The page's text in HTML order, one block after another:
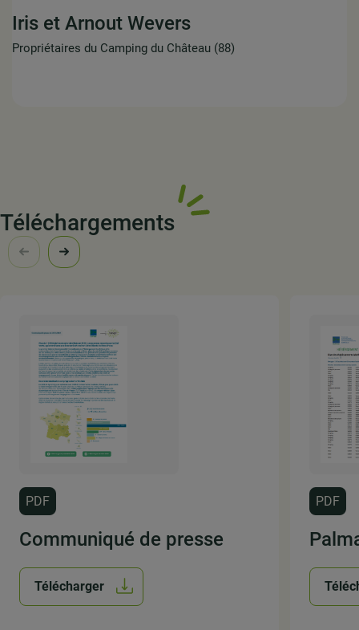
Iris et Arnout Wevers
Propriétaires du Camping du Château (88)
Téléchargements
PDF
Communiqué de presse
Télécharger
PDF